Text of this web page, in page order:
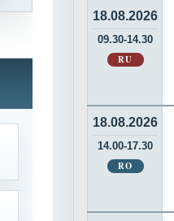
18.08.2026
09.30-14.30
RU
18.08.2026
14.00-17.30
RO